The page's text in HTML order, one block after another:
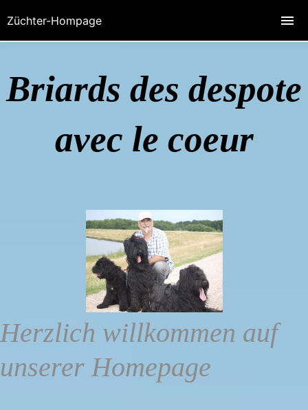
Briards des despote
avec le coeur
Herzlich willkommen auf
unserer Homepage
Züchter-Hompage